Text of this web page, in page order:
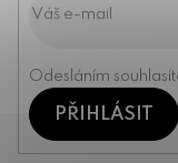
Odesláním
PŘIHLÁSIT